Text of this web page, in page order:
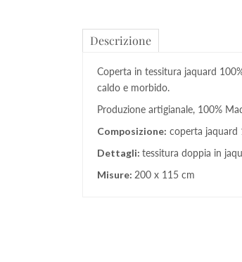
Descrizione
Coperta in tessitura jaquard
caldo e morbido.
Produzione artigianale, 100%
Composizione: coperta jaquard
Dettagli: tessitura doppia in
Misure: 200 x 115 cm